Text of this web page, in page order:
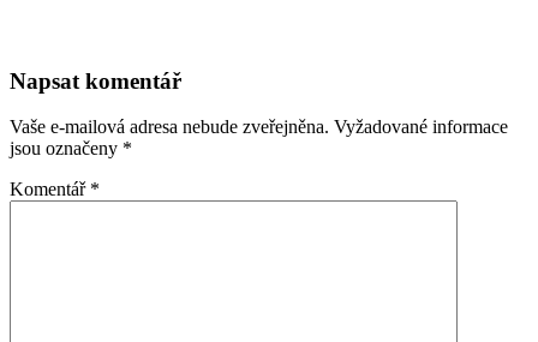
Napsat komentář
Vaše e-mailová adresa nebude zveřejněna. Vyžadované informace
jsou označeny *
Komentář *